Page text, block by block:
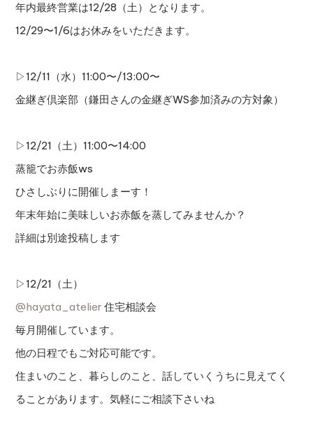
年内最終営業は12/28（土）となります。
12/29〜1/6はお休みをいただきます。
▷12/11（水）11:00〜/13:00〜
金継ぎ倶楽部（鎌田さんの金継ぎWS参加済みの方対象）
▷12/21（土）11:00〜14:00
蒸籠でお赤飯ws
ひさしぶりに開催しまーす！
年末年始に美味しいお赤飯を蒸してみませんか？
詳細は別途投稿します
▷12/21（土）
@hayata_atelier 住宅相談会
毎月開催しています。
他の日程でもご対応可能です。
住まいのこと、暮らしのこと、話していくうちに見えてく
ることがあります。気軽にご相談下さいね